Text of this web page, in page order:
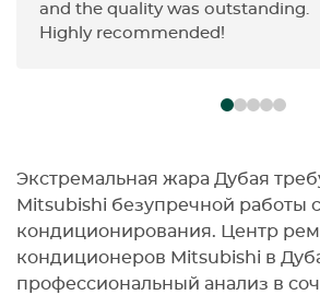
and the quality was outstanding.
Highly recommended!
Экстремальная жара Дубая
Mitsubishi безупречной работы
кондиционирования. Центр
кондиционеров Mitsubishi в
профессиональный анализ в